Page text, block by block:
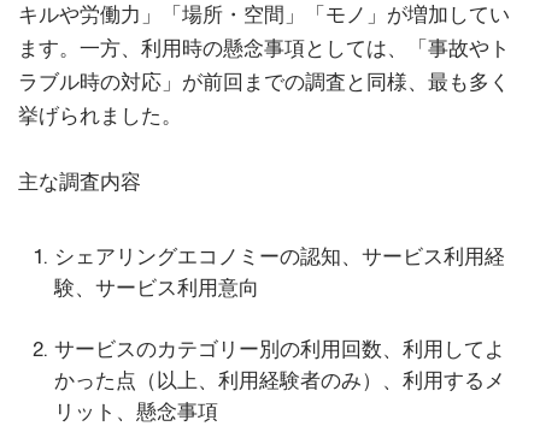
キルや労働力」「場所・空間」「モノ」が増加してい
ます。一方、利用時の懸念事項としては、「事故やト
ラブル時の対応」が前回までの調査と同様、最も多く
挙げられました。
主な調査内容
シェアリングエコノミーの認知、サービス利用経
験、サービス利用意向
サービスのカテゴリー別の利用回数、利用してよ
かった点（以上、利用経験者のみ）、利用するメ
リット、懸念事項